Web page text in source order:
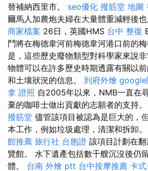
替補納西里市。 seo優化 撥筋堂 地圖
爾馬人加農炮夫婦在大量體重減輕後也
商家檔案 26日，英國HMS 台中 整復
鬥將在梅德韋河前梅德韋河港口前的
是，這些歷史廢物類型對科學家來說
物體可以在許多歷史時期透露有關以
和土壤狀況的信息。 到府外燴 google
拿 證照 自2005年以來，NMB一直在
棄的咖啡士做出貢獻的志願者的支持。
撥筋堂 儘管該項目被認為是巨大的，
本工作，例如垃圾處理，清潔和拆卸。
館推薦 旅行社 台胞證 該項目計劃在
覽館。 水下遺產包括數千​​艘沉沒後仍
體。 台南 外燴 ptt 台中按摩推薦 卡